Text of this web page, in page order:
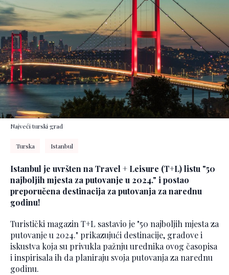
Najveći turski grad
Turska Istanbul
Istanbul je uvršten na Travel + Leisure (T+L) listu "50
najboljih mjesta za putovanje u 2024." i postao
preporučena destinacija za putovanja za narednu
godinu!
Turistički magazin T+L sastavio je "50 najboljih mjesta za
putovanje u 2024." prikazujući destinacije, gradove i
iskustva koja su privukla pažnju urednika ovog časopisa
i inspirisala ih da planiraju svoja putovanja za narednu
godinu.